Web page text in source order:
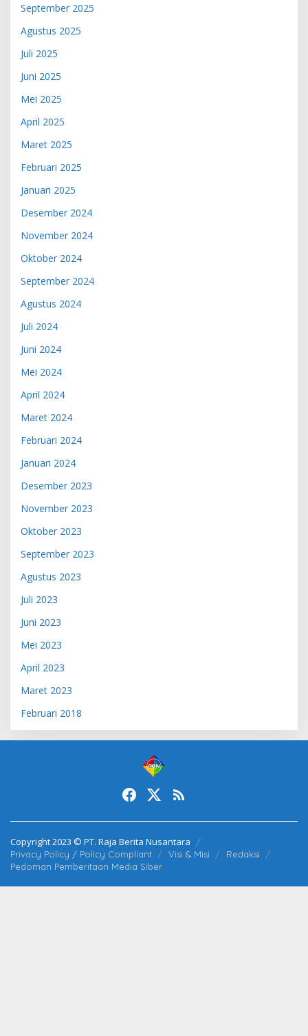
September 2025
Agustus 2025
Juli 2025
Juni 2025
Mei 2025
April 2025
Maret 2025
Februari 2025
Januari 2025
Desember 2024
November 2024
Oktober 2024
September 2024
Agustus 2024
Juli 2024
Juni 2024
Mei 2024
April 2024
Maret 2024
Februari 2024
Januari 2024
Desember 2023
November 2023
Oktober 2023
September 2023
Agustus 2023
Juli 2023
Juni 2023
Mei 2023
April 2023
Maret 2023
Februari 2018
Copyright 2023 © PT. Raja Berita Nusantara
Privacy Policy / Policy Compliant Visi & Misi
Redaksi
Pedoman Pemberitaan Media Siber